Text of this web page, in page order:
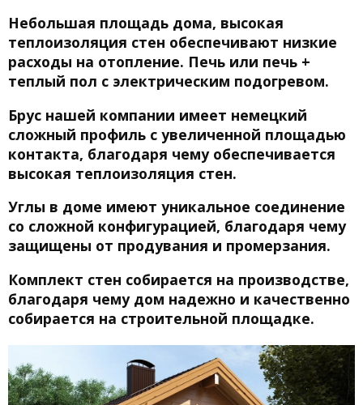
Небольшая площадь дома, высокая
теплоизоляция стен обеспечивают низкие
расходы на отопление. Печь или печь +
теплый пол с электрическим подогревом.
Брус нашей компании имеет немецкий
сложный профиль с увеличенной площадью
контакта, благодаря чему обеспечивается
высокая теплоизоляция стен.
Углы в доме имеют уникальное соединение
со сложной конфигурацией, благодаря чему
защищены от продувания и промерзания.
Комплект стен собирается на производстве,
благодаря чему дом надежно и качественно
собирается на строительной площадке.